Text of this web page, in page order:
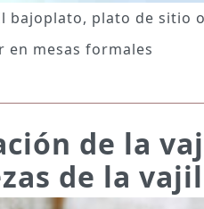
bajoplato, plato de sitio
en mesas formales
de la
de la